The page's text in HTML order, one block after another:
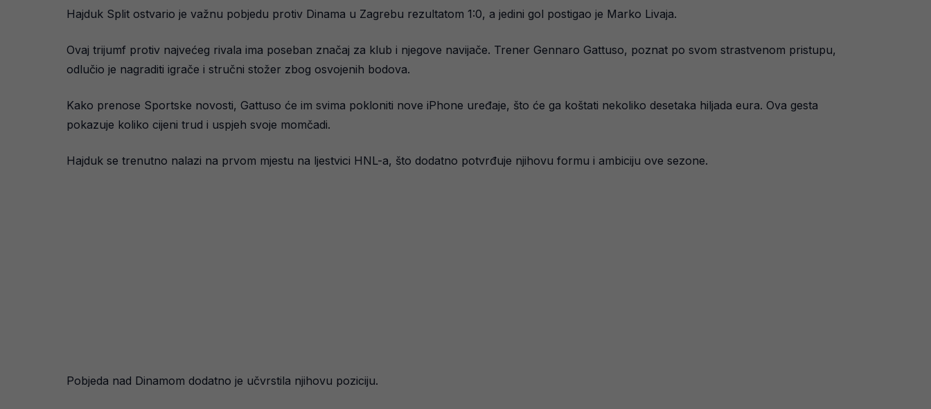
Hajduk Split ostvario je važnu pobjedu protiv Dinama u Zagrebu rezultatom 1:0, a jedini gol postigao je Marko Livaja.
Ovaj trijumf protiv najvećeg rivala ima poseban značaj za klub i njegove navijače. Trener Gennaro Gattuso, poznat po svom strastvenom pristupu,
odlučio je nagraditi igrače i stručni stožer zbog osvojenih bodova.
Kako prenose Sportske novosti, Gattuso će im svima pokloniti nove iPhone uređaje, što će ga koštati nekoliko desetaka hiljada eura. Ova gesta
pokazuje koliko cijeni trud i uspjeh svoje momčadi.
Hajduk se trenutno nalazi na prvom mjestu na ljestvici HNL-a, što dodatno potvrđuje njihovu formu i ambiciju ove sezone.
Pobjeda nad Dinamom dodatno je učvrstila njihovu poziciju.